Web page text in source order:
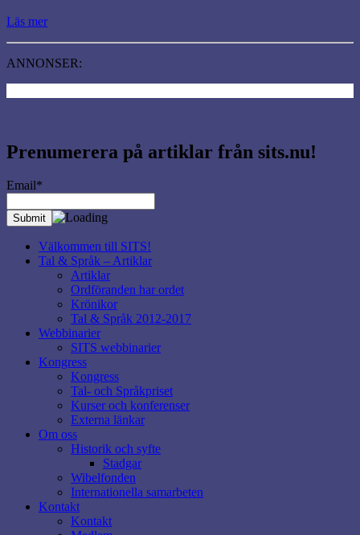
Läs mer
ANNONSER:
Prenumerera på artiklar från sits.nu!
Email*
Välkommen till SITS!
Tal & Språk – Artiklar
Artiklar
Ordföranden har ordet
Krönikor
Tal & Språk 2012-2017
Webbinarier
SITS webbinarier
Kongress
Kongress
Tal- och Språkpriset
Kurser och konferenser
Externa länkar
Om oss
Historik och syfte
Stadgar
Wibelfonden
Internationella samarbeten
Kontakt
Kontakt